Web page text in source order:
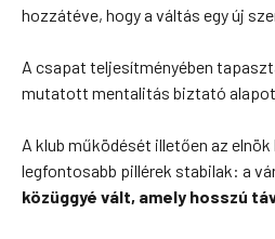
hozzátéve, hogy a váltás egy új
A csapat teljesítményében
mutatott mentalitás biztató alapot
A klub működését illetően az
legfontosabb pillérek stabilak: a
közüggyé vált, amely hosszú